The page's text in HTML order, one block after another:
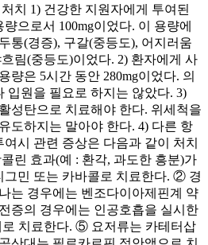
치 1) 건강한 지원자에게 투여된
으로서 100mg이었다. 이 용량에
통(경증), 구갈(중등도), 어지러움
림(중등도)이었다. 2) 환자에게 사
량은 5시간 동안 280mg이었다. 의
입원을 필요로 하지는 않았다. 3)
성탄으로 치료해야 한다. 위세척을
도하지는 말아야 한다. 4) 다른 항
시 관련 증상은 다음과 같이 처치
린 효과(예 : 환각, 과도한 흥분)가
그민 또는 카바콜로 치료한다. ② 경
는 경우에는 벤조다이아제핀계 약
증의 경우에는 인공호흡을 실시한
치료한다. ⑤ 요저류는 카테터삽